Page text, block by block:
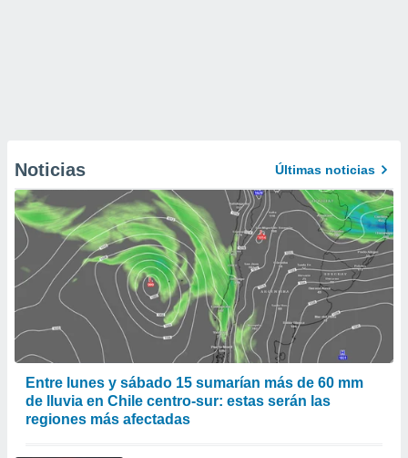
Noticias Últimas noticias
Entre lunes y sábado 15 sumarían más de 60 mm
de lluvia en Chile centro-sur: estas serán las
regiones más afectadas